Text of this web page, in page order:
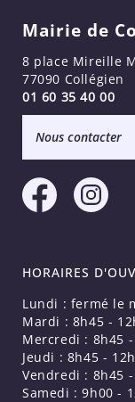
Mairie de
8 place Mireille
77090 Collégien
01 60 35 40 00
Nous contacter
HORAIRES
Lundi : fermé le
Mardi : 8h45 -
Mercredi : 8h45
Jeudi : 8h45 -
Vendredi : 8h45
Samedi : 9h00 -